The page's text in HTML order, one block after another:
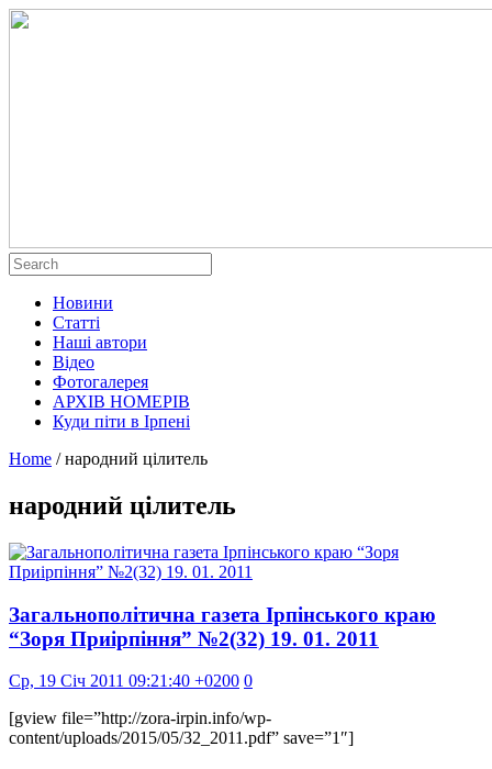
Новини
Статті
Наші автори
Відео
Фотогалерея
АРХІВ НОМЕРІВ
Куди піти в Ірпені
Home / народний цілитель
народний цілитель
Загальнополітична газета Ірпінського краю
“Зоря Приірпіння” №2(32) 19. 01. 2011
Ср, 19 Січ 2011 09:21:40 +0200 0
[gview file=”http://zora-irpin.info/wp-
content/uploads/2015/05/32_2011.pdf” save=”1″]